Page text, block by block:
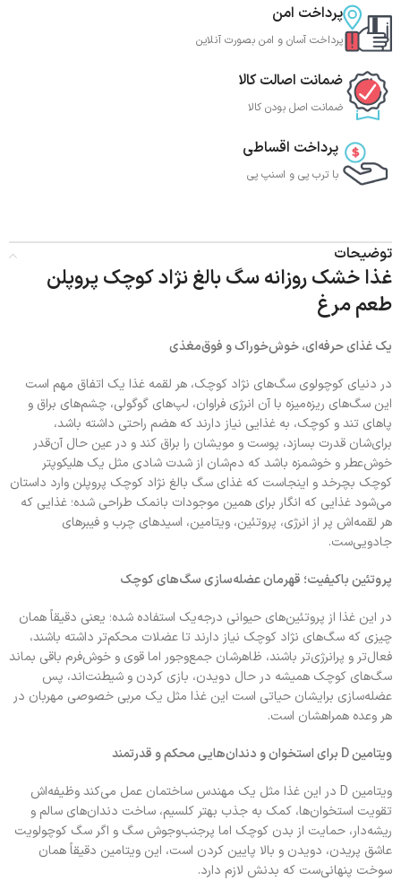
پرداخت امن
پرداخت آسان و امن بصورت آنلاین
ضمانت اصالت کالا
ضمانت اصل بودن کالا
پرداخت اقساطی
با ترب‌ پی و اسنپ پی
توضیحات
غذا خشک روزانه سگ بالغ نژاد کوچک پروپلن
طعم مرغ
یک غذای حرفه‌ای، خوش‌خوراک و فوق‌مغذی
در دنیای کوچولوی سگ‌های نژاد کوچک، هر لقمه غذا یک اتفاق مهم است
این سگ‌های ریزه‌میزه با آن انرژی فراوان، لپ‌های گوگولی، چشم‌های براق و
پاهای تند و کوچک، به غذایی نیاز دارند که هضم راحتی داشته باشد،
برای‌شان قدرت بسازد، پوست و مویشان را براق کند و در عین حال آن‌قدر
خوش‌عطر و خوشمزه باشد که دم‌شان از شدت شادی مثل یک هلیکوپتر
کوچک بچرخد و اینجاست که غذای سگ بالغ نژاد کوچک پروپلن وارد داستان
می‌شود غذایی که انگار برای همین موجودات بانمک طراحی شده؛ غذایی که
هر لقمه‌اش پر از انرژی، پروتئین، ویتامین، اسیدهای چرب و فیبرهای
جادویی‌ست.
پروتئین باکیفیت؛ قهرمان عضله‌سازی سگ‌های کوچک
در این غذا از پروتئین‌های حیوانی درجه‌یک استفاده شده؛ یعنی دقیقاً همان
چیزی که سگ‌های نژاد کوچک نیاز دارند تا عضلات محکم‌تر داشته باشند،
فعال‌تر و پرانرژی‌تر باشند، ظاهرشان جمع‌وجور اما قوی و خوش‌فرم باقی بماند
سگ‌های کوچک همیشه در حال دویدن، بازی کردن و شیطنت‌اند، پس
عضله‌سازی برایشان حیاتی است این غذا مثل یک مربی خصوصی مهربان در
هر وعده همراهشان است.
ویتامین D برای استخوان و دندان‌هایی محکم و قدرتمند
ویتامین D در این غذا مثل یک مهندس ساختمان عمل می‌کند وظیفه‌اش
تقویت استخوان‌ها، کمک به جذب بهتر کلسیم، ساخت دندان‌های سالم و
ریشه‌دار، حمایت از بدن کوچک اما پرجنب‌وجوش سگ و اگر سگ کوچولویت
عاشق پریدن، دویدن و بالا پایین کردن است، این ویتامین دقیقاً همان
سوخت پنهانی‌ست که بدنش لازم دارد.